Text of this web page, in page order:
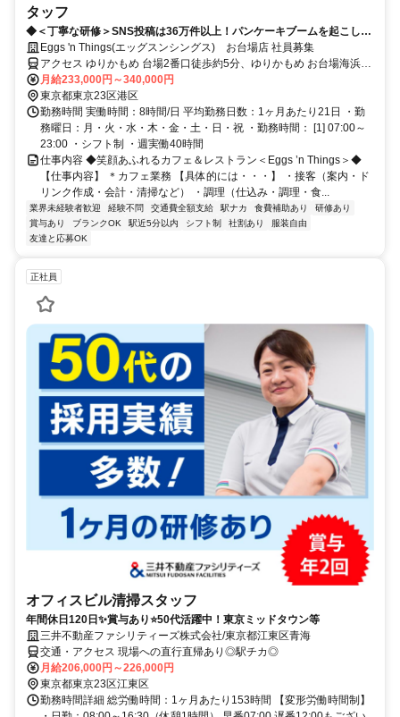
タッフ
◆＜丁寧な研修＞SNS投稿は36万件以上！パンケーキブームを起こした
ハワイアンカフェの一員に♪◆
Eggs 'n Things(エッグスンシングス) お台場店 社員募集
アクセス ゆりかもめ 台場2番口徒歩約5分、ゆりかもめ お台場海浜公
園2番口徒歩約7分、りんかい線 東京テレポートB口徒歩約8分 台場駅
徒歩5分お台場海浜公園駅徒歩7分東京テレポート駅徒歩9分
月給233,000円～340,000円
東京都東京23区港区
勤務時間 実働時間：8時間/日 平均勤務日数：1ヶ月あたり21日 ・勤
務曜日：月・火・水・木・金・土・日・祝 ・勤務時間： [1] 07:00～
23:00 ・シフト制 ・週実働40時間
仕事内容 ◆笑顔あふれるカフェ＆レストラン＜Eggs ’n Things＞◆
【仕事内容】 ＊カフェ業務 【具体的には・・・】 ・接客（案内・ド
リンク作成・会計・清掃など） ・調理（仕込み・調理・食...
業界未経験者歓迎 経験不問 交通費全額支給 駅ナカ 食費補助あり
研修あり
賞与あり
ブランクOK 駅近5分以内 シフト制 社割あり
服装自由
友達と応募OK
正社員
オフィスビル清掃スタッフ
年間休日120日✨賞与あり⭐50代活躍中！東京ミッドタウン等
三井不動産ファシリティーズ株式会社/東京都江東区青海
交通・アクセス 現場への直行直帰あり◎駅チカ◎
月給206,000円～226,000円
東京都東京23区江東区
勤務時間詳細 総労働時間：1ヶ月あたり153時間 【変形労働時間制】